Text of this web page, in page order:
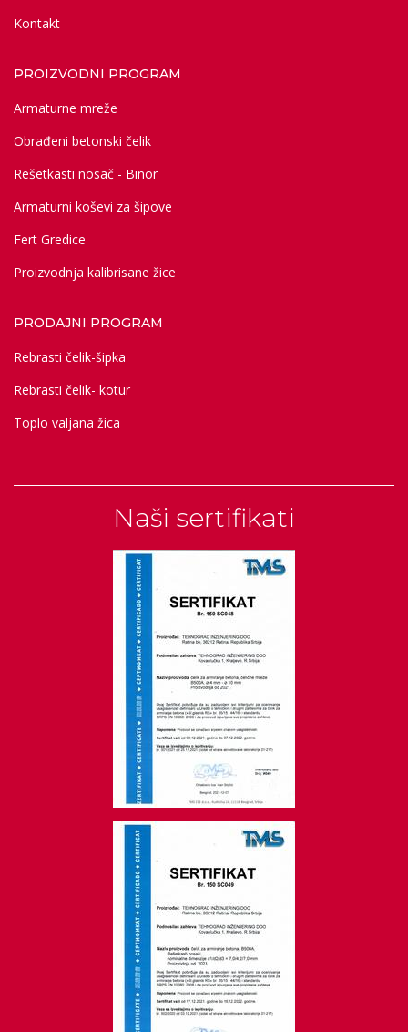
Kontakt
PROIZVODNI PROGRAM
Armaturne mreže
Obrađeni betonski čelik
Rešetkasti nosač - Binor
Armaturni koševi za šipove
Fert Gredice
Proizvodnja kalibrisane žice
PRODAJNI PROGRAM
Rebrasti čelik-šipka
Rebrasti čelik- kotur
Toplo valjana žica
Naši sertifikati